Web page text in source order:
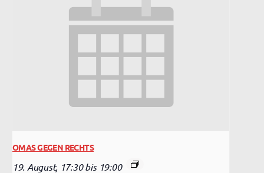
OMAS GEGEN RECHTS
19. August, 17:30 bis 19:00